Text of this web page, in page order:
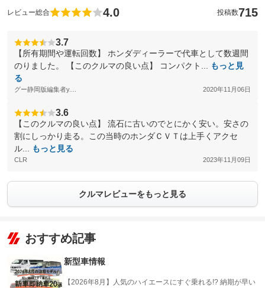
レビュー総合 4.0 投稿数715
3.7
【所有期間や運転回数】 ホンダディーラーで代車として数週間
のりました。 【このクルマの良い点】 コンパクト...
もっと見
る
グー静岡版編集者y.... 2020年11月06日
3.6
【このクルマの良い点】 流石に古いのでとにかく安い。安さの
割にしっかり走る。この当時のホンダＣＶＴは上手くアクセ
ル...
もっと見る
CLR 2023年11月09日
クルマレビューをもっと見る
おすすめ記事
新型車情報
【2026年8月】人気のハイエースにすぐ乗れる!? 納期が早い